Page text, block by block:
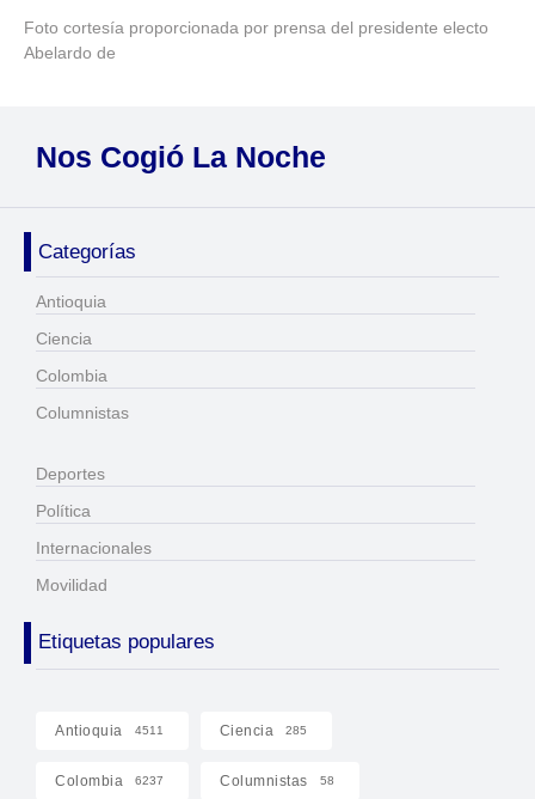
Foto cortesía proporcionada por prensa del presidente electo
Abelardo de
Nos Cogió La Noche
Categorías
Antioquia
Ciencia
Colombia
Columnistas
Deportes
Política
Internacionales
Movilidad
Etiquetas populares
Antioquia 4511 Ciencia 285
Colombia 6237 Columnistas 58